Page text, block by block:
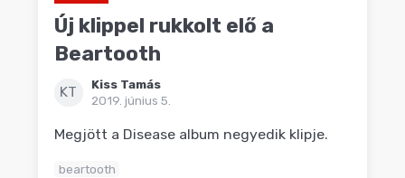
Új klippel rukkolt elő a
Beartooth
KT
Kiss Tamás
2019. június 5.
Megjött a Disease album negyedik klipje.
beartooth